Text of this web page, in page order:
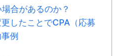
合があるのか？
したことでCPA（応募
例